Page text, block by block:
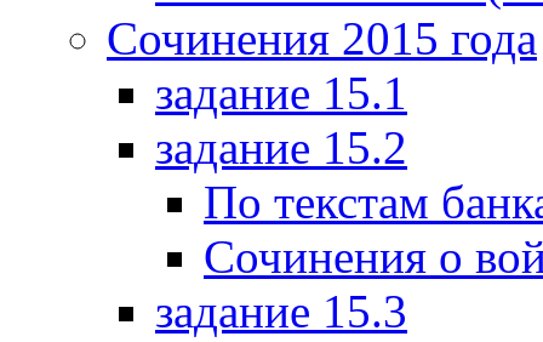
Сочинения 2015 года
задание 15.1
задание 15.2
По текстам
Сочинения о
задание 15.3